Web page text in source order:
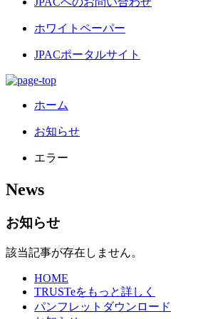
ホワイトペーパー
JPACポータルサイト
ホーム
お知らせ
エラー
News
お知らせ
該当記事が存在しません。
HOME
TRUSTeをもっと詳しく
パンフレットダウンロード